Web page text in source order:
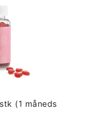
(1 måneds